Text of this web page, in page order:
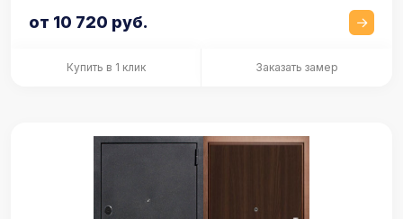
от 10 720 руб.
Купить в 1 клик Заказать замер